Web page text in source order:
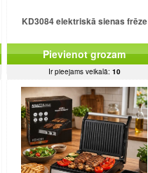
KD3084 elektriskā sienas frēze
Pievienot grozam
Ir pieejams veikalā: 10